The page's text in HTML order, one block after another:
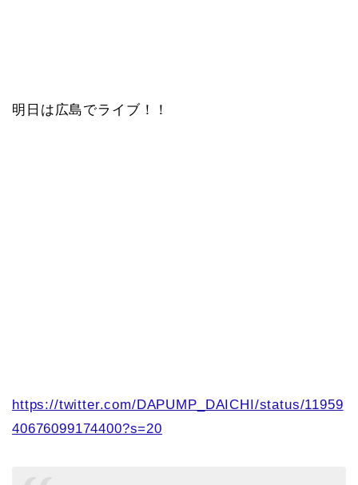
明日は広島でライブ！！
https://twitter.com/DAPUMP_DAICHI/status/11959
40676099174400?s=20